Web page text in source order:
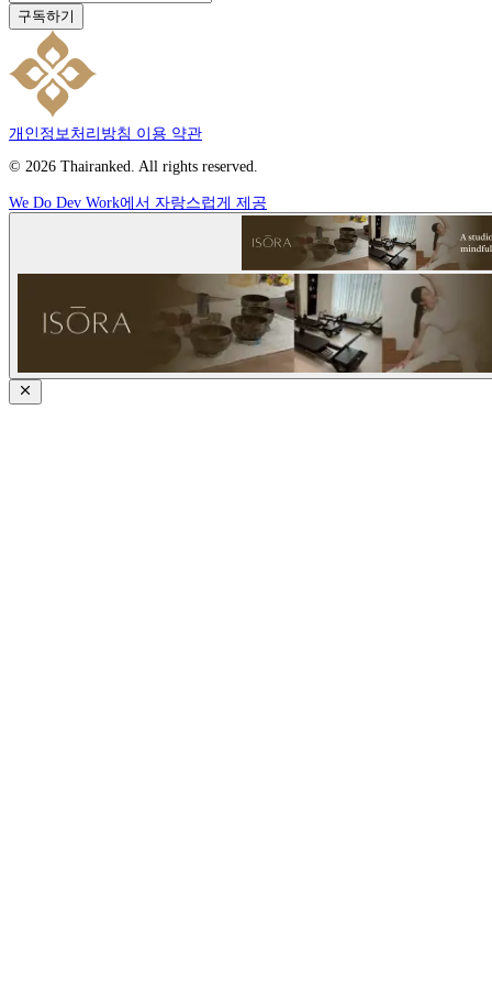
구독하기
개인정보처리방침 이용 약관
© 2026 Thairanked. All rights reserved.
We Do Dev Work에서 자랑스럽게 제공